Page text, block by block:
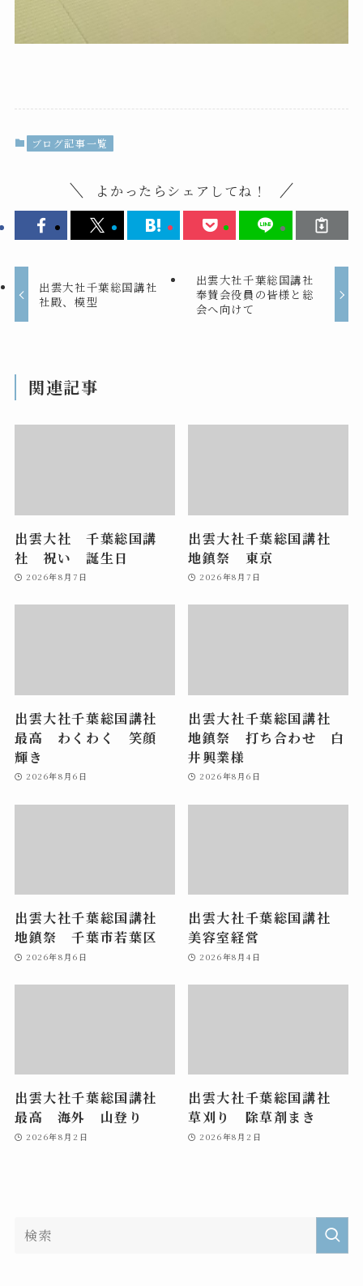
ブログ記事一覧
よかったらシェアしてね！
出雲大社千葉総国講社
社殿、模型
出雲大社千葉総国講社
奉賛会役員の皆様と総
会へ向けて
関連記事
出雲大社 千葉総国講
社 祝い 誕生日
2026年8月7日
出雲大社千葉総国講社
地鎮祭 東京
2026年8月7日
出雲大社千葉総国講社
最高 わくわく 笑顔
輝き
2026年8月6日
出雲大社千葉総国講社
地鎮祭 打ち合わせ 白
井興業様
2026年8月6日
出雲大社千葉総国講社
地鎮祭 千葉市若葉区
2026年8月6日
出雲大社千葉総国講社
美容室経営
2026年8月4日
出雲大社千葉総国講社
最高 海外 山登り
2026年8月2日
出雲大社千葉総国講社
草刈り 除草剤まき
2026年8月2日